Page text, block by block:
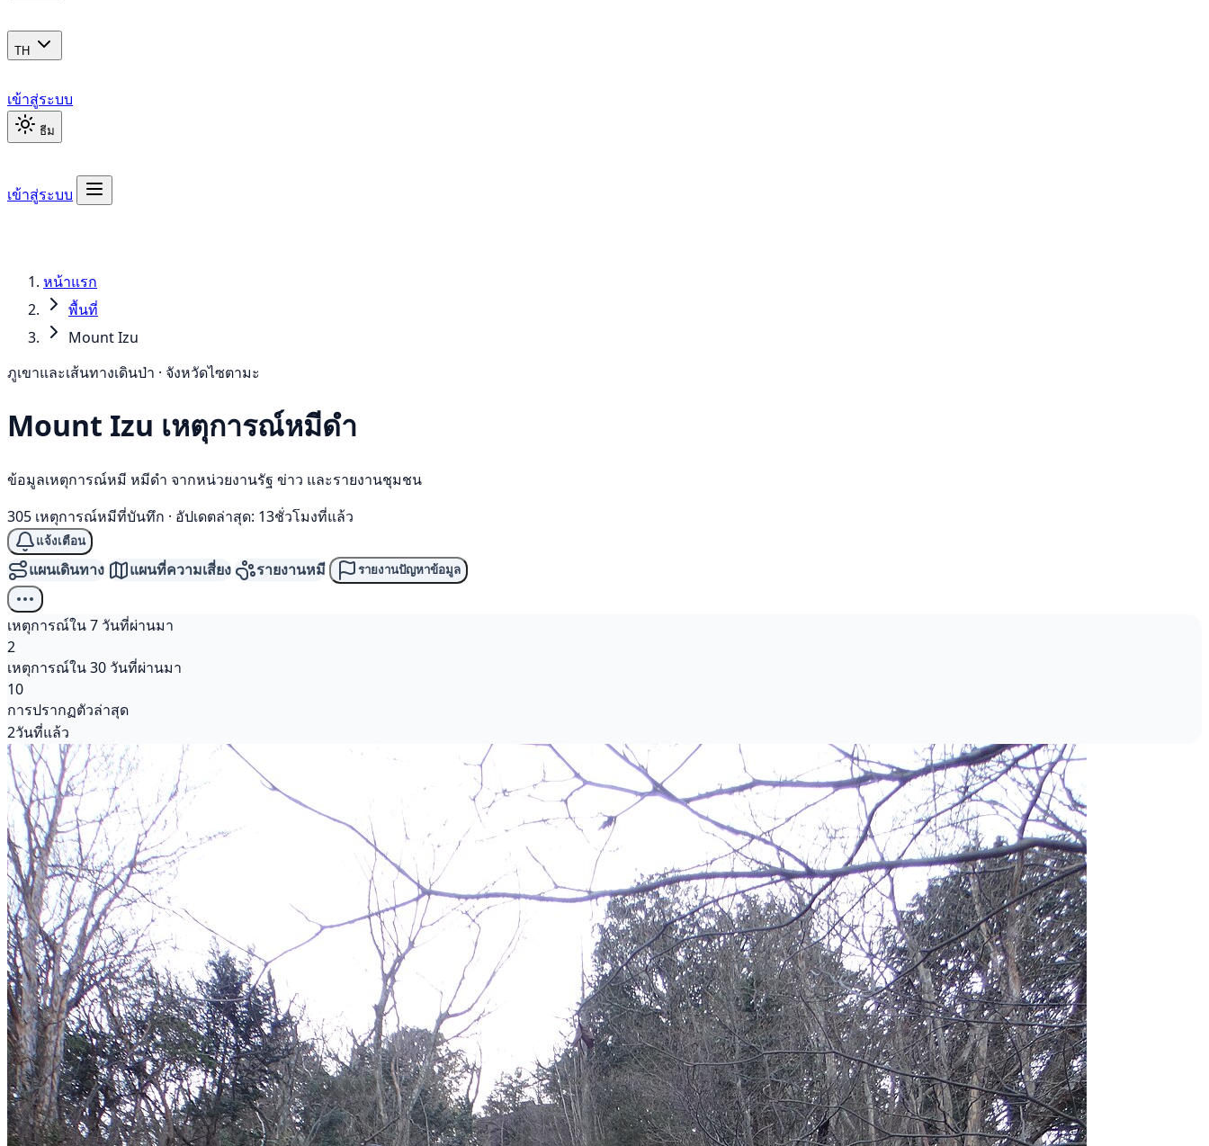
TH
เข้าสู่ระบบ
ธีม
เข้าสู่ระบบ
หน้าแรก
พื้นที่
Mount Izu
ภูเขาและเส้นทางเดินป่า · จังหวัดไซตามะ
Mount Izu เหตุการณ์หมีดำ
ข้อมูลเหตุการณ์หมี หมีดำ จากหน่วยงานรัฐ ข่าว และรายงานชุมชน
305 เหตุการณ์หมีที่บันทึก · อัปเดตล่าสุด: 13ชั่วโมงที่แล้ว
แจ้งเตือน
แผนเดินทาง แผนที่ความเสี่ยง รายงานหมี รายงานปัญหาข้อมูล
เหตุการณ์ใน 7 วันที่ผ่านมา
2
เหตุการณ์ใน 30 วันที่ผ่านมา
10
การปรากฏตัวล่าสุด
2วันที่แล้ว